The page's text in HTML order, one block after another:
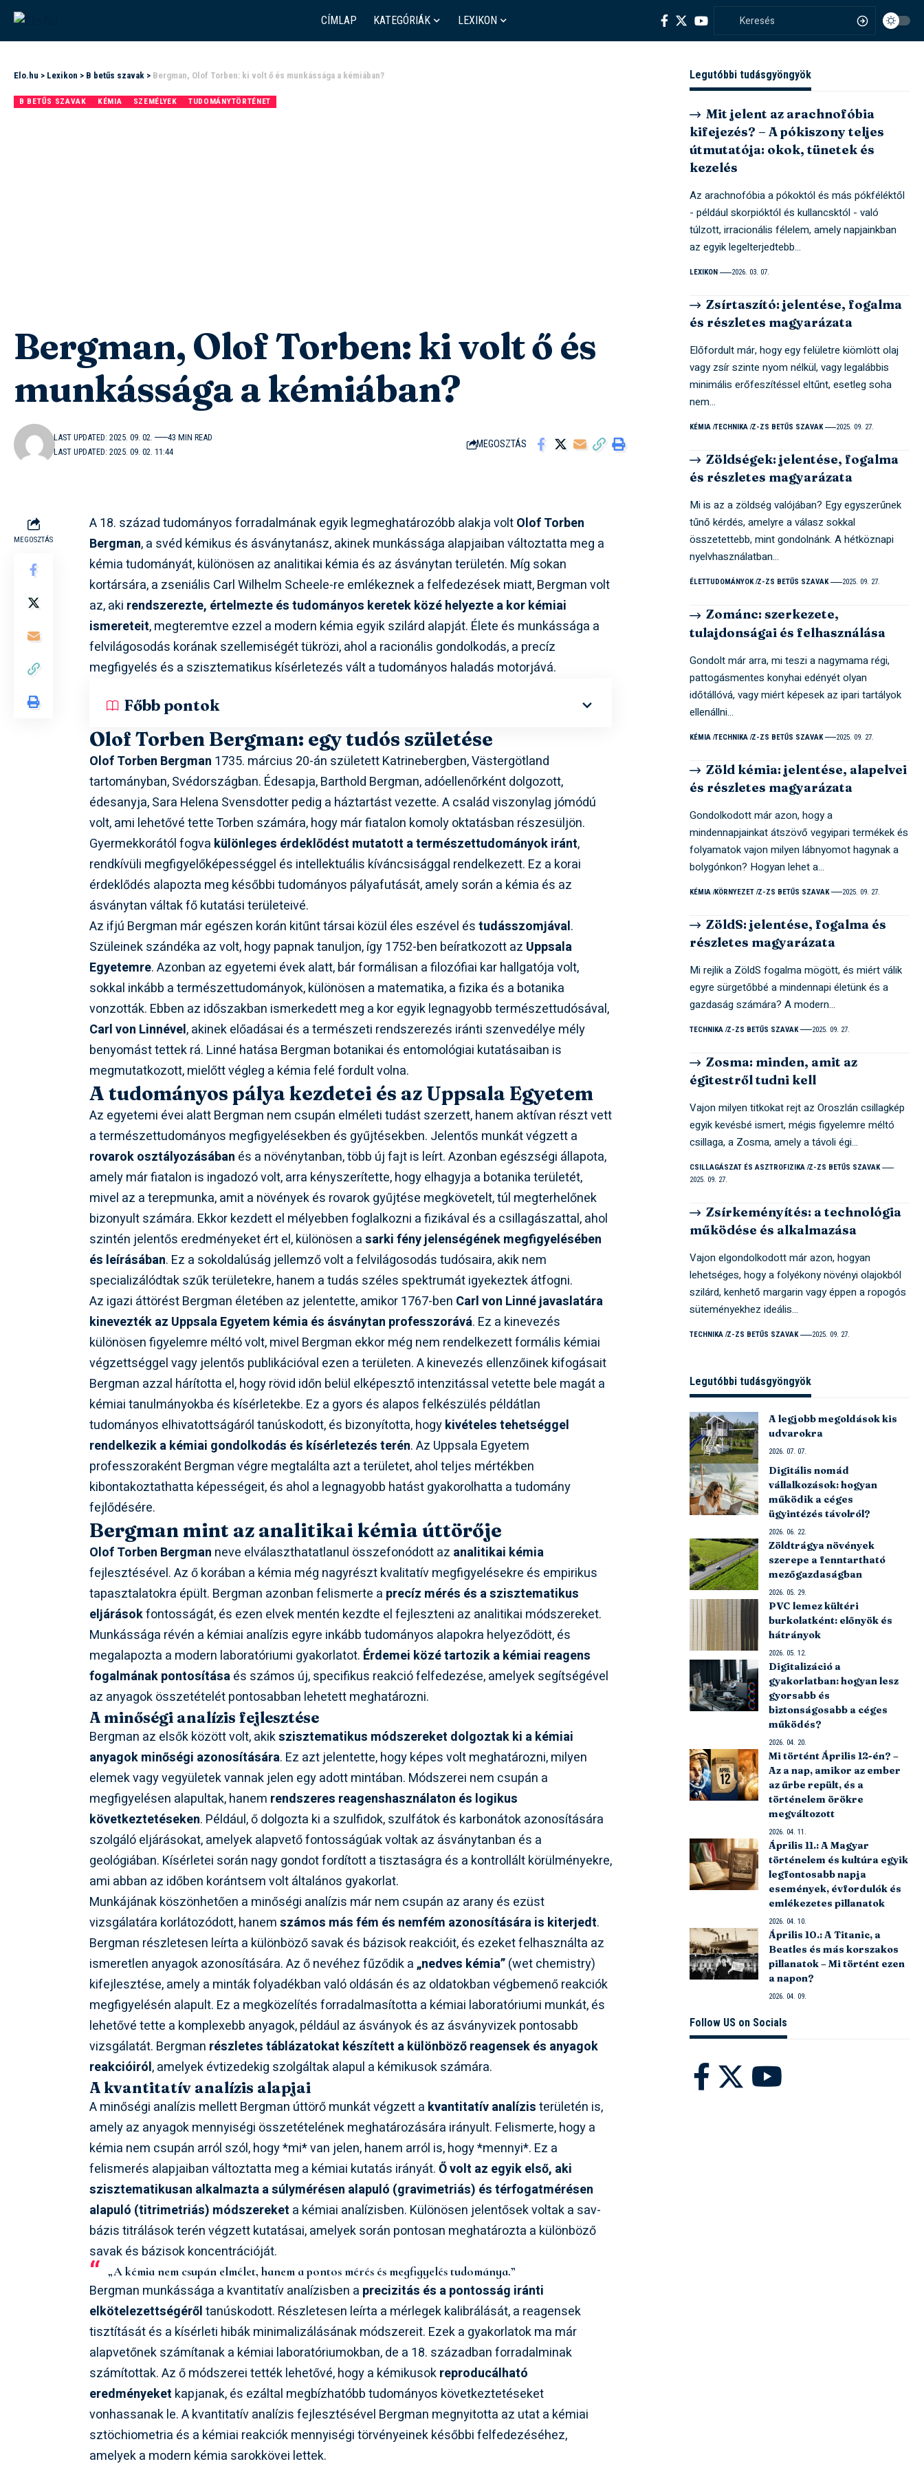
CÍMLAP KATEGÓRIÁK LEXIKON
Elo.hu > Lexikon > B betűs szavak > Bergman, Olof Torben: ki volt ő és munkássága a kémiában?
B BETŰS SZAVAK KÉMIA SZEMÉLYEK TUDOMÁNYTÖRTÉNET
Bergman, Olof Torben: ki volt ő és
munkássága a kémiában?
LAST UPDATED: 2025. 09. 02. 11:44
LAST UPDATED: 2025. 09. 02. 43 MIN READ
MEGOSZTÁS
MEGOSZTÁS
A 18. század tudományos forradalmának egyik legmeghatározóbb alakja voltOlof Torben
Bergman, a svéd kémikus és ásványtanász, akinek munkássága alapjaiban változtatta meg a
kémia tudományát, különösen az analitikai kémia és az ásványtan területén. Míg sokan
kortársára, a zseniális Carl Wilhelm Scheele-re emlékeznek a felfedezések miatt, Bergman volt
az, aki rendszerezte, értelmezte és tudományos keretek közé helyezte a kor kémiai
ismereteit, megteremtve ezzel a modern kémia egyik szilárd alapját. Élete és munkássága a
felvilágosodás korának szellemiségét tükrözi, ahol a racionális gondolkodás, a precíz
megfigyelés és a szisztematikus kísérletezés vált a tudományos haladás motorjává.
Főbb pontok
Olof Torben Bergman: egy tudós születése
Olof Torben Bergman 1735. március 20-án született Katrinebergben, Västergötland
tartományban, Svédországban. Édesapja, Barthold Bergman, adóellenőrként dolgozott,
édesanyja, Sara Helena Svensdotter pedig a háztartást vezette. A család viszonylag jómódú
volt, ami lehetővé tette Torben számára, hogy már fiatalon komoly oktatásban részesüljön.
Gyermekkorától fogva különleges érdeklődést mutatott a természettudományok iránt,
rendkívüli megfigyelőképességgel és intellektuális kíváncsisággal rendelkezett. Ez a korai
érdeklődés alapozta meg későbbi tudományos pályafutását, amely során a kémia és az
ásványtan váltak fő kutatási területeivé.
Az ifjú Bergman már egészen korán kitűnt társai közül éles eszével éstudásszomjával.
Szüleinek szándéka az volt, hogy papnak tanuljon, így 1752-ben beíratkozott az Uppsala
Egyetemre. Azonban az egyetemi évek alatt, bár formálisan a filozófiai kar hallgatója volt,
sokkal inkább a természettudományok, különösen a matematika, a fizika és a botanika
vonzották. Ebben az időszakban ismerkedett meg a kor egyik legnagyobb természettudósával,
Carl von Linnével, akinek előadásai és a természeti rendszerezés iránti szenvedélye mély
benyomást tettek rá. Linné hatása Bergman botanikai és entomológiai kutatásaiban is
megmutatkozott, mielőtt végleg a kémia felé fordult volna.
A tudományos pálya kezdetei és az Uppsala Egyetem
Az egyetemi évei alatt Bergman nem csupán elméleti tudást szerzett, hanem aktívan részt vett
a természettudományos megfigyelésekben és gyűjtésekben. Jelentős munkát végzett a
rovarok osztályozásában és a növénytanban, több új fajt is leírt. Azonban egészségi állapota,
amely már fiatalon is ingadozó volt, arra kényszerítette, hogy elhagyja a botanika területét,
mivel az a terepmunka, amit a növények és rovarok gyűjtése megkövetelt, túl megterhelőnek
bizonyult számára. Ekkor kezdett el mélyebben foglalkozni a fizikával és a csillagászattal, ahol
szintén jelentős eredményeket ért el, különösen asarki fény jelenségének megfigyelésében
és leírásában. Ez a sokoldalúság jellemző volt a felvilágosodás tudósaira, akik nem
specializálódtak szűk területekre, hanem a tudás széles spektrumát igyekeztek átfogni.
Az igazi áttörést Bergman életében az jelentette, amikor 1767-ben Carl von Linné javaslatára
kinevezték az Uppsala Egyetem kémia és ásványtan professzorává. Ez a kinevezés
különösen figyelemre méltó volt, mivel Bergman ekkor még nem rendelkezett formális kémiai
végzettséggel vagy jelentős publikációval ezen a területen. A kinevezés ellenzőinek kifogásait
Bergman azzal hárította el, hogy rövid időn belül elképesztő intenzitással vetette bele magát a
kémiai tanulmányokba és kísérletekbe. Ez a gyors és alapos felkészülés példátlan
tudományos elhivatottságáról tanúskodott, és bizonyította, hogykivételes tehetséggel
rendelkezik a kémiai gondolkodás és kísérletezés terén. Az Uppsala Egyetem
professzoraként Bergman végre megtalálta azt a területet, ahol teljes mértékben
kibontakoztathatta képességeit, és ahol a legnagyobb hatást gyakorolhatta a tudomány
fejlődésére.
Bergman mint az analitikai kémia úttörője
Olof Torben Bergman neve elválaszthatatlanul összefonódott az analitikai kémia
fejlesztésével. Az ő korában a kémia még nagyrészt kvalitatív megfigyelésekre és empirikus
tapasztalatokra épült. Bergman azonban felismerte a precíz mérés és a szisztematikus
eljárásokfontosságát, és ezen elvek mentén kezdte el fejleszteni az analitikai módszereket.
Munkássága révén a kémiai analízis egyre inkább tudományos alapokra helyeződött, és
megalapozta a modern laboratóriumi gyakorlatot. Érdemei közé tartozik a kémiai reagens
fogalmának pontosításaés számos új, specifikus reakció felfedezése, amelyek segítségével
az anyagok összetételét pontosabban lehetett meghatározni.
A minőségi analízis fejlesztése
Bergman az elsők között volt, akikszisztematikus módszereket dolgoztak ki a kémiai
anyagok minőségi azonosítására. Ez azt jelentette, hogy képes volt meghatározni, milyen
elemek vagy vegyületek vannak jelen egy adott mintában. Módszerei nem csupán a
megfigyelésen alapultak, hanem rendszeres reagenshasználaton és logikus
következtetéseken. Például, ő dolgozta ki a szulfidok, szulfátok és karbonátok azonosítására
szolgáló eljárásokat, amelyek alapvető fontosságúak voltak az ásványtanban és a
geológiában. Kísérletei során nagy gondot fordított a tisztaságra és a kontrollált körülményekre,
ami abban az időben korántsem volt általános gyakorlat.
Munkájának köszönhetően a minőségi analízis már nem csupán az arany és ezüst
vizsgálatára korlátozódott, hanemszámos más fém és nemfém azonosítására is kiterjedt.
Bergman részletesen leírta a különböző savak és bázisok reakcióit, és ezeket felhasználta az
ismeretlen anyagok azonosítására. Az ő nevéhez fűződik a„nedves kémia”(wet chemistry)
kifejlesztése, amely a minták folyadékban való oldásán és az oldatokban végbemenő reakciók
megfigyelésén alapult. Ez a megközelítés forradalmasította a kémiai laboratóriumi munkát, és
lehetővé tette a komplexebb anyagok, például az ásványok és az ásványvizek pontosabb
vizsgálatát. Bergman részletes táblázatokat készített a különböző reagensek és anyagok
reakcióiról, amelyek évtizedekig szolgáltak alapul a kémikusok számára.
A kvantitatív analízis alapjai
A minőségi analízis mellett Bergman úttörő munkát végzett a kvantitatív analízisterületén is,
amely az anyagok mennyiségi összetételének meghatározására irányult. Felismerte, hogy a
kémia nem csupán arról szól, hogy *mi* van jelen, hanem arról is, hogy *mennyi*. Ez a
felismerés alapjaiban változtatta meg a kémiai kutatás irányát.Ő volt az egyik első, aki
szisztematikusan alkalmazta a súlymérésen alapuló (gravimetriás) és térfogatmérésen
alapuló (titrimetriás) módszereket a kémiai analízisben. Különösen jelentősek voltak a sav-
bázis titrálások terén végzett kutatásai, amelyek során pontosan meghatározta a különböző
savak és bázisok koncentrációját.
„A kémia nem csupán elmélet, hanem a pontos mérés és megfigyelés tudománya.”
Bergman munkássága a kvantitatív analízisben a precizitás és a pontosság iránti
elkötelezettségérőltanúskodott. Részletesen leírta a mérlegek kalibrálását, a reagensek
tisztítását és a kísérleti hibák minimalizálásának módszereit. Ezek a gyakorlatok ma már
alapvetőnek számítanak a kémiai laboratóriumokban, de a 18. században forradalminak
számítottak. Az ő módszerei tették lehetővé, hogy a kémikusokreproducálható
eredményeket kapjanak, és ezáltal megbízhatóbb tudományos következtetéseket
vonhassanak le. A kvantitatív analízis fejlesztésével Bergman megnyitotta az utat a kémiai
sztöchiometria és a kémiai reakciók mennyiségi törvényeinek későbbi felfedezéséhez,
amelyek a modern kémia sarokkövei lettek.
Legutóbbi tudásgyöngyök
Mit jelent az arachnofóbia
kifejezés? – A pókiszony teljes
útmutatója: okok, tünetek és
kezelés
Az arachnofóbia a pókoktól és más pókféléktől
- például skorpióktól és kullancsktól - való
túlzott, irracionális félelem, amely napjainkban
az egyik legelterjedtebb…
LEXIKON 2026. 03. 07.
Zsírtaszító: jelentése, fogalma
és részletes magyarázata
Előfordult már, hogy egy felületre kiömlött olaj
vagy zsír szinte nyom nélkül, vagy legalábbis
minimális erőfeszítéssel eltűnt, esetleg soha
nem…
KÉMIA TECHNIKA Z-ZS BETŰS SZAVAK 2025. 09. 27.
Zöldségek: jelentése, fogalma
és részletes magyarázata
Mi is az a zöldség valójában? Egy egyszerűnek
tűnő kérdés, amelyre a válasz sokkal
összetettebb, mint gondolnánk. A hétköznapi
nyelvhasználatban…
ÉLETTUDOMÁNYOK Z-ZS BETŰS SZAVAK 2025. 09. 27.
Zománc: szerkezete,
tulajdonságai és felhasználása
Gondolt már arra, mi teszi a nagymama régi,
pattogásmentes konyhai edényét olyan
időtállóvá, vagy miért képesek az ipari tartályok
ellenállni…
KÉMIA TECHNIKA Z-ZS BETŰS SZAVAK 2025. 09. 27.
Zöld kémia: jelentése, alapelvei
és részletes magyarázata
Gondolkodott már azon, hogy a
mindennapjainkat átszövő vegyipari termékek és
folyamatok vajon milyen lábnyomot hagynak a
bolygónkon? Hogyan lehet a…
KÉMIA KÖRNYEZET Z-ZS BETŰS SZAVAK 2025. 09. 27.
ZöldS: jelentése, fogalma és
részletes magyarázata
Mi rejlik a ZöldS fogalma mögött, és miért válik
egyre sürgetőbbé a mindennapi életünk és a
gazdaság számára? A modern…
TECHNIKA Z-ZS BETŰS SZAVAK 2025. 09. 27.
Zosma: minden, amit az
égitestről tudni kell
Vajon milyen titkokat rejt az Oroszlán csillagkép
egyik kevésbé ismert, mégis figyelemre méltó
csillaga, a Zosma, amely a távoli égi…
CSILLAGÁSZAT ÉS ASZTROFIZIKA Z-ZS BETŰS SZAVAK
2025. 09. 27.
Zsírkeményítés: a technológia
működése és alkalmazása
Vajon elgondolkodott már azon, hogyan
lehetséges, hogy a folyékony növényi olajokból
szilárd, kenhető margarin vagy éppen a ropogós
süteményekhez ideális…
TECHNIKA Z-ZS BETŰS SZAVAK 2025. 09. 27.
Legutóbbi tudásgyöngyök
A legjobb megoldások kis
udvarokra
2026. 07. 07.
Digitális nomád
vállalkozások: hogyan
működik a céges
ügyintézés távolról?
2026. 06. 22.
Zöldtrágya növények
szerepe a fenntartható
mezőgazdaságban
2026. 05. 29.
PVC lemez kültéri
burkolatként: előnyök és
hátrányok
2026. 05. 12.
Digitalizáció a
gyakorlatban: hogyan lesz
gyorsabb és
biztonságosabb a céges
működés?
2026. 04. 20.
Mi történt Április 12-én? –
Az a nap, amikor az ember
az űrbe repült, és a
történelem örökre
megváltozott
2026. 04. 11.
Április 11.: A Magyar
történelem és kultúra egyik
legfontosabb napja
események, évfordulók és
emlékezetes pillanatok
2026. 04. 10.
Április 10.: A Titanic, a
Beatles és más korszakos
pillanatok – Mi történt ezen
a napon?
2026. 04. 09.
Follow US on Socials